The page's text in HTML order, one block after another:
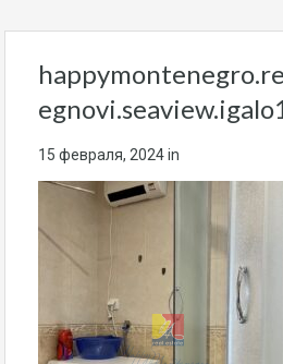
15 февраля, 2024in